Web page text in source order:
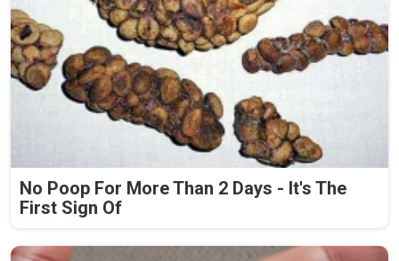
No Poop For More Than 2 Days - It's The
First Sign Of